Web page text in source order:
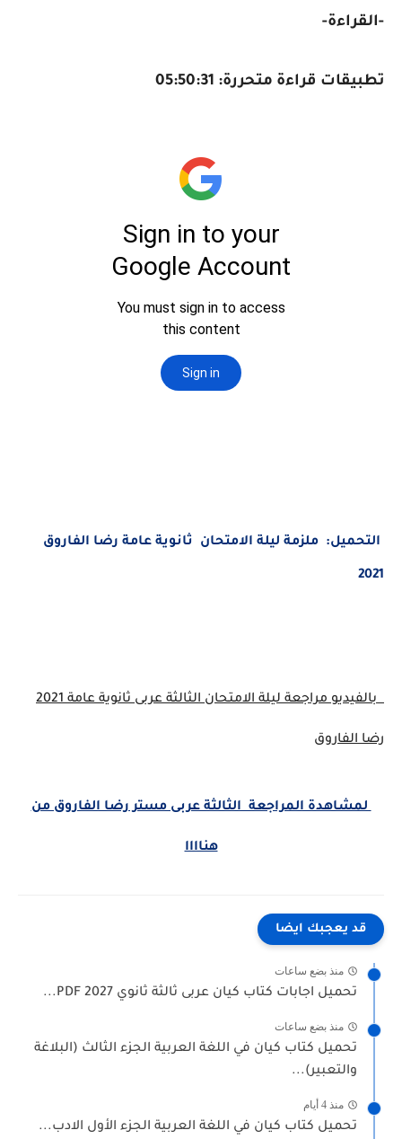
-القراءة-
تطبيقات قراءة متحررة: 05:50:31
التحميل: ملزمة ليلة الامتحان ثانوية عامة رضا الفاروق
2021
بالفيديو مراجعة ليلة الامتحان الثالثة عربى ثانوية عامة 2021
رضا الفاروق
لمشاهدة المراجعة الثالثة عربى مستر رضا الفاروق من
هناااا
قد يعجبك ايضا
منذ بضع ساعات
تحميل اجابات كتاب كيان عربى ثالثة ثانوي 2027 PDF...
منذ بضع ساعات
تحميل كتاب كيان في اللغة العربية الجزء الثالث (البلاغة
والتعبير)...
منذ 4 أيام
تحميل كتاب كيان في اللغة العربية الجزء الأول الادب...